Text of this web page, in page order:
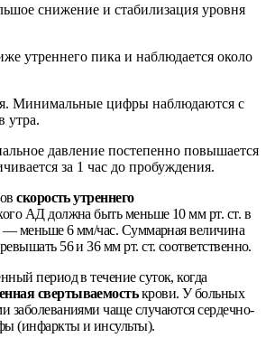
снижение и стабилизация уровня
утреннего пика и наблюдается около
Минимальные цифры наблюдаются с
утра.
давление постепенно повышается
за 1 час до пробуждения.
скорость утреннего
АД должна быть меньше 10 мм рт. ст. в
— меньше 6 мм/час. Суммарная величина
56 и 36 мм рт. ст. соответственно.
период в течение суток, когда
свертываемостькрови. У больных
заболеваниями чаще случаются сердечно-
(инфаркты и инсульты).